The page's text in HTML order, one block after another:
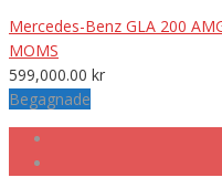
Mercedes-Benz GLA 200
MOMS
599,000.00 kr
Begagnade